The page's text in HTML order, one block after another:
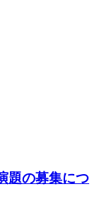
題の募集につ